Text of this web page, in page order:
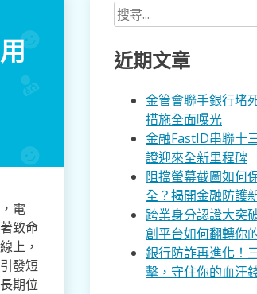
電
致命
上，
發短
期位
搜
尋
關
鍵
近期文章
金管會聯手銀行堵
措施全面曝光
金融FastID串聯十
證迎來全新里程碑
阻擋螢幕截圖如何
全？揭開金融防護
跨業身分認證大突
創平台如何翻轉你
銀行防詐再進化！
擊，守住你的血汗